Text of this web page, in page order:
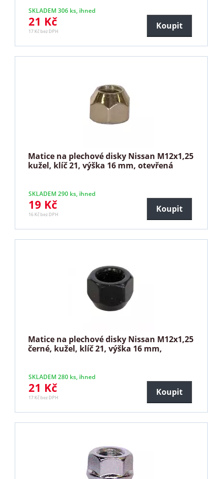
SKLADEM 306 ks, ihned
21 Kč
17 Kč bez DPH
Koupit
Matice na plechové disky Nissan M12x1,25
kužel, klíč 21, výška 16 mm, otevřená
SKLADEM 290 ks, ihned
19 Kč
16 Kč bez DPH
Koupit
Matice na plechové disky Nissan M12x1,25
černé, kužel, klíč 21, výška 16 mm,
SKLADEM 280 ks, ihned
21 Kč
17 Kč bez DPH
Koupit